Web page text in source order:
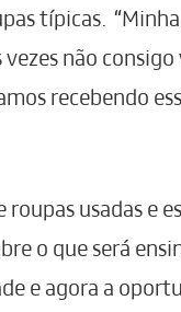
típicas.
não
recebendo
roupas usadas e
o que será
e agora a